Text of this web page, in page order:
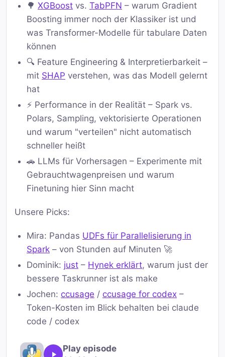
🌳 XGBoost vs. TabPFN – warum Gradient
Boosting immer noch der Klassiker ist und
was Transformer-Modelle für tabulare Daten
können
🔍 Feature Engineering & Interpretierbarkeit –
mit SHAP verstehen, was das Modell gelernt
hat
⚡ Performance in der Realität – Spark vs.
Polars, Sampling, vektorisierte Operationen
und warum "verteilen" nicht automatisch
schneller heißt
🚗 LLMs für Vorhersagen – Experimente mit
Gebrauchtwagenpreisen und warum
Finetuning hier Sinn macht
Unsere Picks:
Mira: Pandas UDFs für Parallelisierung in
Spark – von Stunden auf Minuten 🚀
Dominik: just – Hynek erklärt, warum just der
bessere Taskrunner ist als make
Jochen: ccusage / ccusage for codex –
Token-Kosten im Blick behalten bei claude
code / codex
Play episode